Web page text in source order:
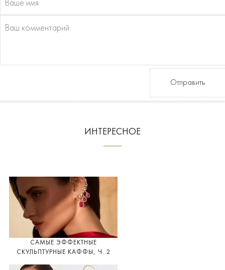
Отправить
ИНТЕРЕСНОЕ
САМЫЕ ЭФФЕКТНЫЕ
СКУЛЬПТУРНЫЕ КАФФЫ, Ч. 2